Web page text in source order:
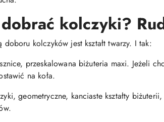
kolczyki?
kolczyków jest kształt twarzy. I tak:
przeskalowana biżuteria maxi. Jeżeli
na koła.
geometryczne, kanciaste kształty